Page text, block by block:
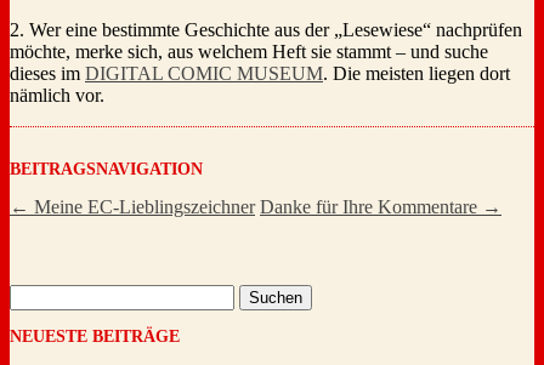
2. Wer eine bestimmte Geschichte aus der „Lesewiese“ nachprüfen
möchte, merke sich, aus welchem Heft sie stammt – und suche
dieses im DIGITAL COMIC MUSEUM. Die meisten liegen dort
nämlich vor.
BEITRAGSNAVIGATION
← Meine EC-Lieblingszeichner Danke für Ihre Kommentare →
nach:
NEUESTE BEITRÄGE